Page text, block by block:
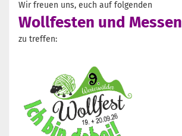
Wir freuen uns, euch auf folgenden
Wollfesten und Messen
zu treffen: